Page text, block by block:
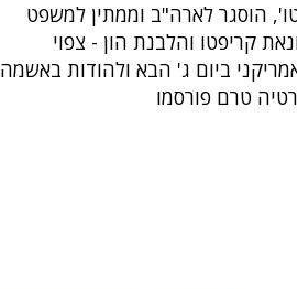
הוסגר לארה"ב וממתין למשפט
קריפטו והלבנת הון - צפוי
ביום ג' הבא ולהודות באשמה
טרם פורסמו